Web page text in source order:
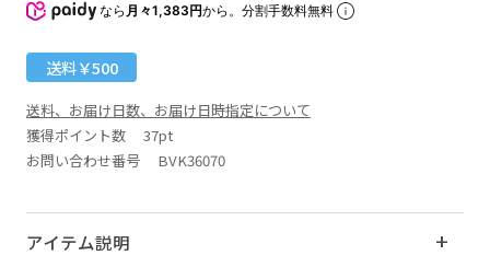
なら 月々1,383円から。分割手数料無料
送料￥500
送料、お届け日数、お届け日時指定について
獲得ポイント数 37pt
お問い合わせ番号 BVK36070
アイテム説明